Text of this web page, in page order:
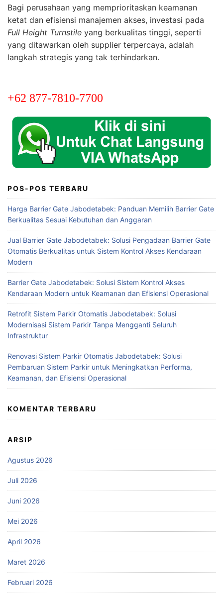
Bagi perusahaan yang memprioritaskan keamanan
ketat dan efisiensi manajemen akses, investasi pada
Full Height Turnstile yang berkualitas tinggi, seperti
yang ditawarkan oleh supplier terpercaya, adalah
langkah strategis yang tak terhindarkan.
+62 877-7810-7700
POS-POS TERBARU
Harga Barrier Gate Jabodetabek: Panduan Memilih Barrier Gate
Berkualitas Sesuai Kebutuhan dan Anggaran
Jual Barrier Gate Jabodetabek: Solusi Pengadaan Barrier Gate
Otomatis Berkualitas untuk Sistem Kontrol Akses Kendaraan
Modern
Barrier Gate Jabodetabek: Solusi Sistem Kontrol Akses
Kendaraan Modern untuk Keamanan dan Efisiensi Operasional
Retrofit Sistem Parkir Otomatis Jabodetabek: Solusi
Modernisasi Sistem Parkir Tanpa Mengganti Seluruh
Infrastruktur
Renovasi Sistem Parkir Otomatis Jabodetabek: Solusi
Pembaruan Sistem Parkir untuk Meningkatkan Performa,
Keamanan, dan Efisiensi Operasional
KOMENTAR TERBARU
ARSIP
Agustus 2026
Juli 2026
Juni 2026
Mei 2026
April 2026
Maret 2026
Februari 2026